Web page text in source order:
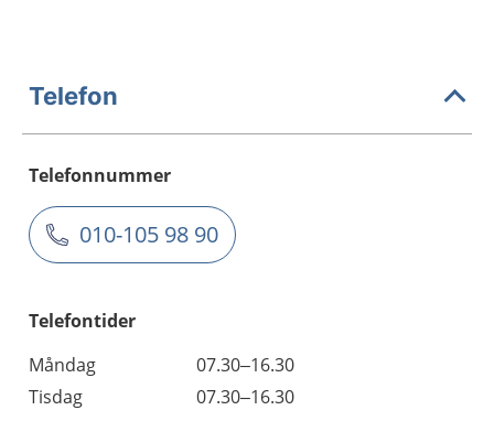
Telefon
Telefonnummer
010-105 98 90
Telefontider
Måndag
07.30–16.30
Tisdag
07.30–16.30